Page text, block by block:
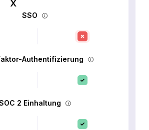
SSO
Authentifizierung
2 Einhaltung